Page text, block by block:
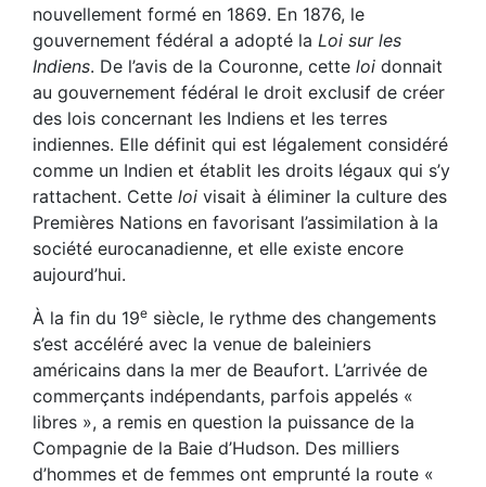
nouvellement formé en 1869. En 1876, le
gouvernement fédéral a adopté la Loi sur les
Indiens. De l’avis de la Couronne, cette loi donnait
au gouvernement fédéral le droit exclusif de créer
des lois concernant les Indiens et les terres
indiennes. Elle définit qui est légalement considéré
comme un Indien et établit les droits légaux qui s’y
rattachent. Cette loi visait à éliminer la culture des
Premières Nations en favorisant l’assimilation à la
société eurocanadienne, et elle existe encore
aujourd’hui.
À la fin du 19e siècle, le rythme des changements
s’est accéléré avec la venue de baleiniers
américains dans la mer de Beaufort. L’arrivée de
commerçants indépendants, parfois appelés «
libres », a remis en question la puissance de la
Compagnie de la Baie d’Hudson. Des milliers
d’hommes et de femmes ont emprunté la route «